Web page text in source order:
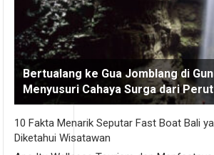
Bertualang ke Gua Jomblang di
Menyusuri Cahaya Surga dari
10 Fakta Menarik Seputar Fast Boat Bali
Diketahui Wisatawan